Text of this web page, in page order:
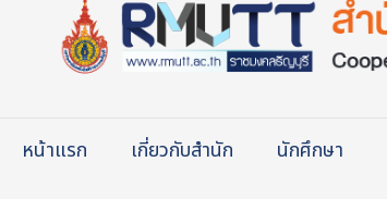
หน้าแรก เกี่ยวกับสำนัก นักศึกษา